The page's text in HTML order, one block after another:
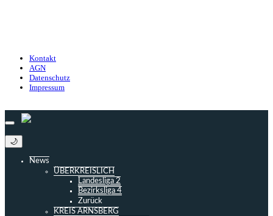
Kontakt
AGN
Datenschutz
Impressum
🌙
News
ÜBERKREISLICH
Landesliga 2
Bezirksliga 4
Zurück
KREIS ARNSBERG